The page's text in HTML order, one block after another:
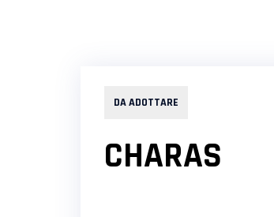
DA ADOTTARE
CHARAS